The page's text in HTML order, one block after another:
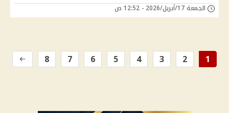
الجمعة 17/أبريل/2026 - 12:52 ص
1
2
3
4
5
6
7
8